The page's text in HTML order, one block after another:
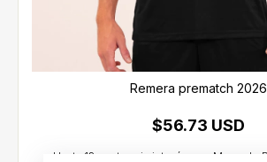
Remera prematch 2026
$56.73 USD